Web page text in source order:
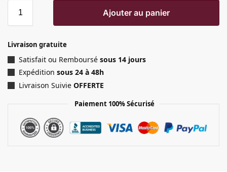
Ajouter au panier
Livraison gratuite
Satisfait ou Remboursé sous 14 jours
Expédition sous 24 à 48h
Livraison Suivie OFFERTE
Paiement 100% Sécurisé